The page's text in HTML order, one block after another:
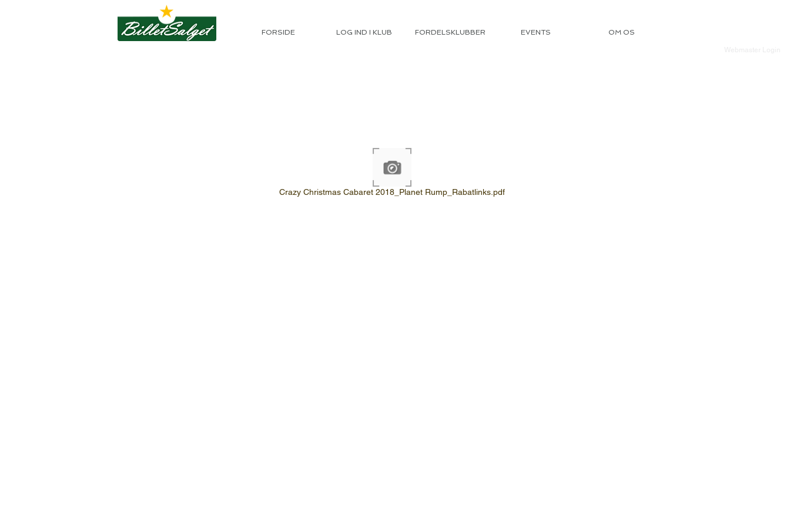
FORSIDE LOG IND I KLUB FORDELSKLUBBER EVENTS OM OS
Crazy Christmas Cabaret 2018_Planet Rump_Rabatlinks.pdf